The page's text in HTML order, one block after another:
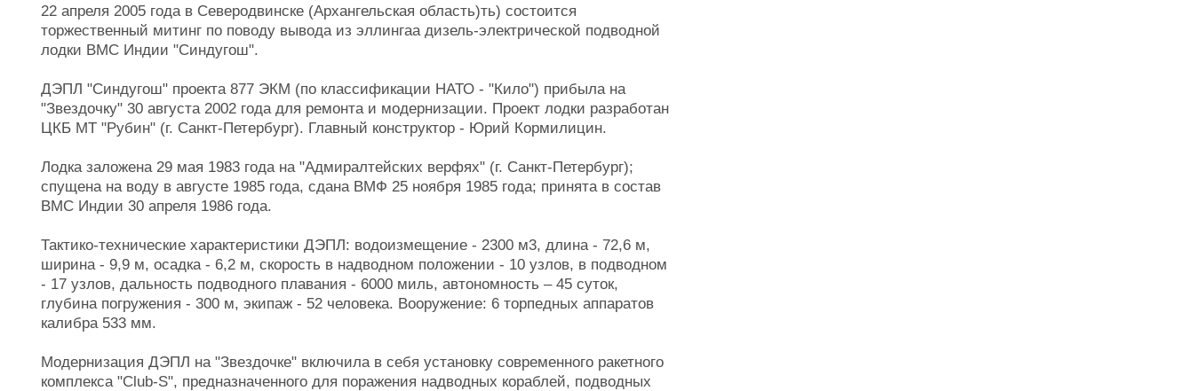
22 апреля 2005 года в Северодвинске (Архангельская область)ть) состоится
торжественный митинг по поводу вывода из эллингаа дизель-электрической подводной
лодки ВМС Индии "Синдугош".
ДЭПЛ "Синдугош" проекта 877 ЭКМ (по классификации НАТО - "Кило") прибыла на
"Звездочку" 30 августа 2002 года для ремонта и модернизации. Проект лодки разработан
ЦКБ МТ "Рубин" (г. Санкт-Петербург). Главный конструктор - Юрий Кормилицин.
Лодка заложена 29 мая 1983 года на "Адмиралтейских верфях" (г. Санкт-Петербург);
спущена на воду в августе 1985 года, сдана ВМФ 25 ноября 1985 года; принята в состав
ВМС Индии 30 апреля 1986 года.
Тактико-технические характеристики ДЭПЛ: водоизмещение - 2300 м3, длина - 72,6 м,
ширина - 9,9 м, осадка - 6,2 м, скорость в надводном положении - 10 узлов, в подводном
- 17 узлов, дальность подводного плавания - 6000 миль, автономность – 45 суток,
глубина погружения - 300 м, экипаж - 52 человека. Вооружение: 6 торпедных аппаратов
калибра 533 мм.
Модернизация ДЭПЛ на "Звездочке" включила в себя установку современного ракетного
комплекса "Club-S", предназначенного для поражения надводных кораблей, подводных